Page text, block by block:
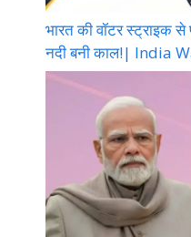
भारत की वॉटर स्ट्राइक से
नदी बनी काल!| India